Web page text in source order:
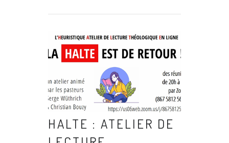
HALTE : ATELIER DE